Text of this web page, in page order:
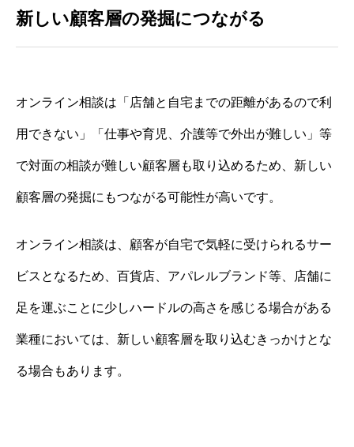
新しい顧客層の発掘につながる
オンライン相談は「店舗と自宅までの距離があるので利
用できない」「仕事や育児、介護等で外出が難しい」等
で対面の相談が難しい顧客層も取り込めるため、新しい
顧客層の発掘にもつながる可能性が高いです。
オンライン相談は、顧客が自宅で気軽に受けられるサー
ビスとなるため、百貨店、アパレルブランド等、店舗に
足を運ぶことに少しハードルの高さを感じる場合がある
業種においては、新しい顧客層を取り込むきっかけとな
る場合もあります。